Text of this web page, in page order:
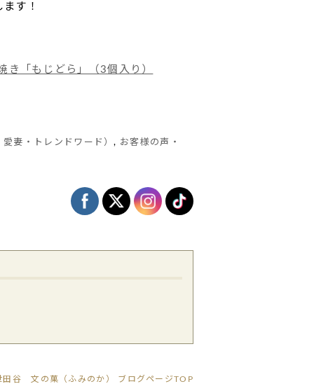
す！
き「もじどら」（3個入り）
愛妻・トレンドワード）, お客様の声・
田谷 文の菓（ふみのか） ブログページTOP